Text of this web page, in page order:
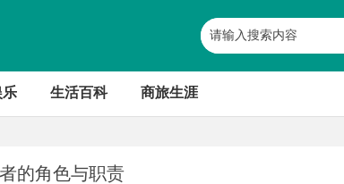
乐 生活百科 商旅生涯
的角色与职责